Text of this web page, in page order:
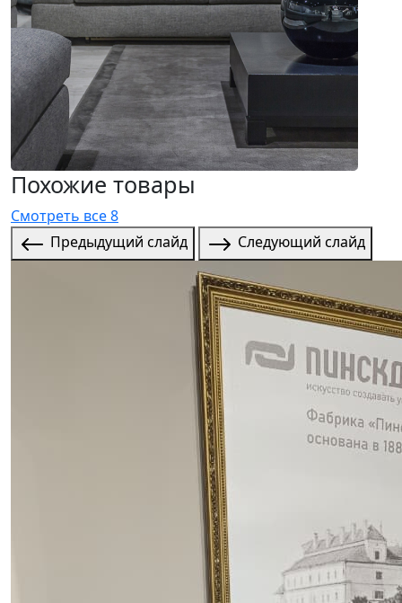
Похожие товары
Смотреть все 8
Предыдущий слайд
Следующий слайд